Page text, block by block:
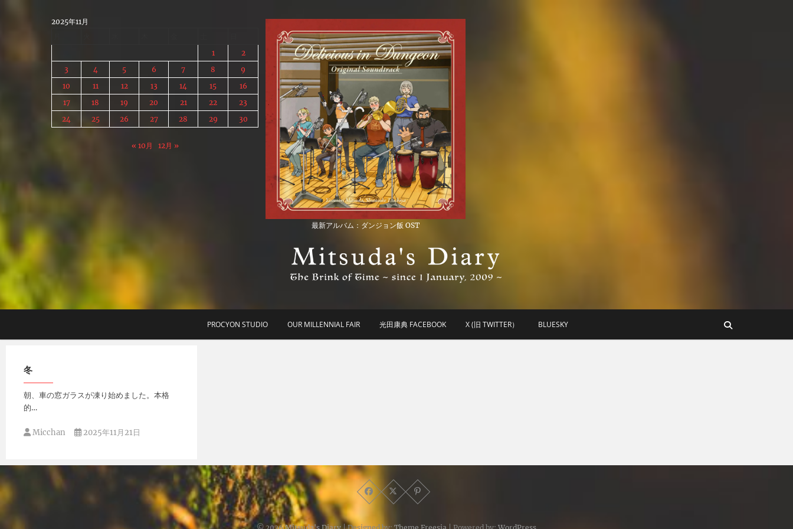
2025年11月
1
2
3
4 5 6 7 8
9
10
11 12 13 14 15
16
17
18 19 20 21 22
23
24
25 26 27 28 29 30
« 10月 12月 »
最新アルバム：ダンジョン飯 OST
Mitsuda's Diary
PROCYON STUDIO OUR MILLENNIAL FAIR 光田康典 FACEBOOK X (旧 TWITTER） BLUESKY
冬
朝、車の窓ガラスが凍り始めました。本格
的…
Micchan 2025年11月21日